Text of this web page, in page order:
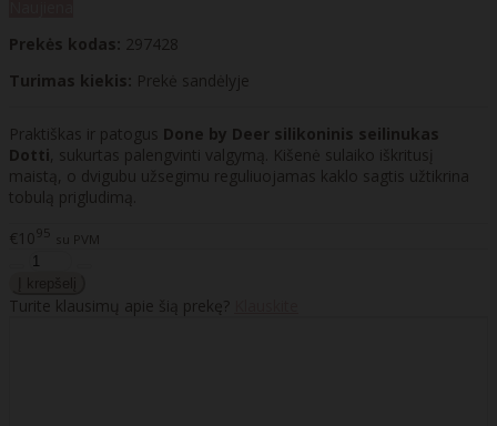
Prekės kodas: 297428
Turimas kiekis: Prekė sandėlyje
Praktiškas ir patogus Done by Deer silikoninis seilinukas
Dotti, sukurtas palengvinti valgymą. Kišenė sulaiko iškritusį
maistą, o dvigubu užsegimu reguliuojamas kaklo sagtis užtikrina
tobulą prigludimą.
€1095 su PVM
Turite klausimų apie šią prekę?